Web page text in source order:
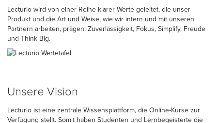
Lecturio wird von einer Reihe klarer Werte geleitet, die unser
Produkt und die Art und Weise, wie wir intern und mit unseren
Partnern arbeiten, prägen: Zuverlässigkeit, Fokus, Simplify, Freude
und Think Big.
Unsere Vision
Lecturio ist eine zentrale Wissensplattform, die Online-Kurse zur
Verfügung stellt. Somit haben Studenten und Lernbegeisterte die